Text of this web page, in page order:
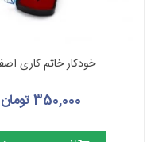
خودکار خاتم کاری
350,000 تومان